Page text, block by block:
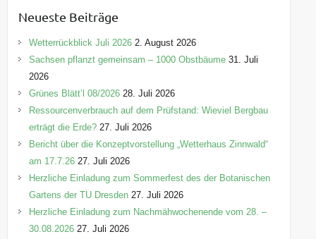
g
o
r
e
n
Neueste Beiträge
Wetterrückblick Juli 2026 2. August 2026
Sachsen pflanzt gemeinsam – 1000 Obstbäume 31. Juli
2026
Grünes Blätt’l 08/2026 28. Juli 2026
Ressourcenverbrauch auf dem Prüfstand: Wieviel Bergbau
erträgt die Erde? 27. Juli 2026
Bericht über die Konzeptvorstellung „Wetterhaus Zinnwald“
am 17.7.26 27. Juli 2026
Herzliche Einladung zum Sommerfest des der Botanischen
Gartens der TU Dresden 27. Juli 2026
Herzliche Einladung zum Nachmähwochenende vom 28. –
30.08.2026 27. Juli 2026